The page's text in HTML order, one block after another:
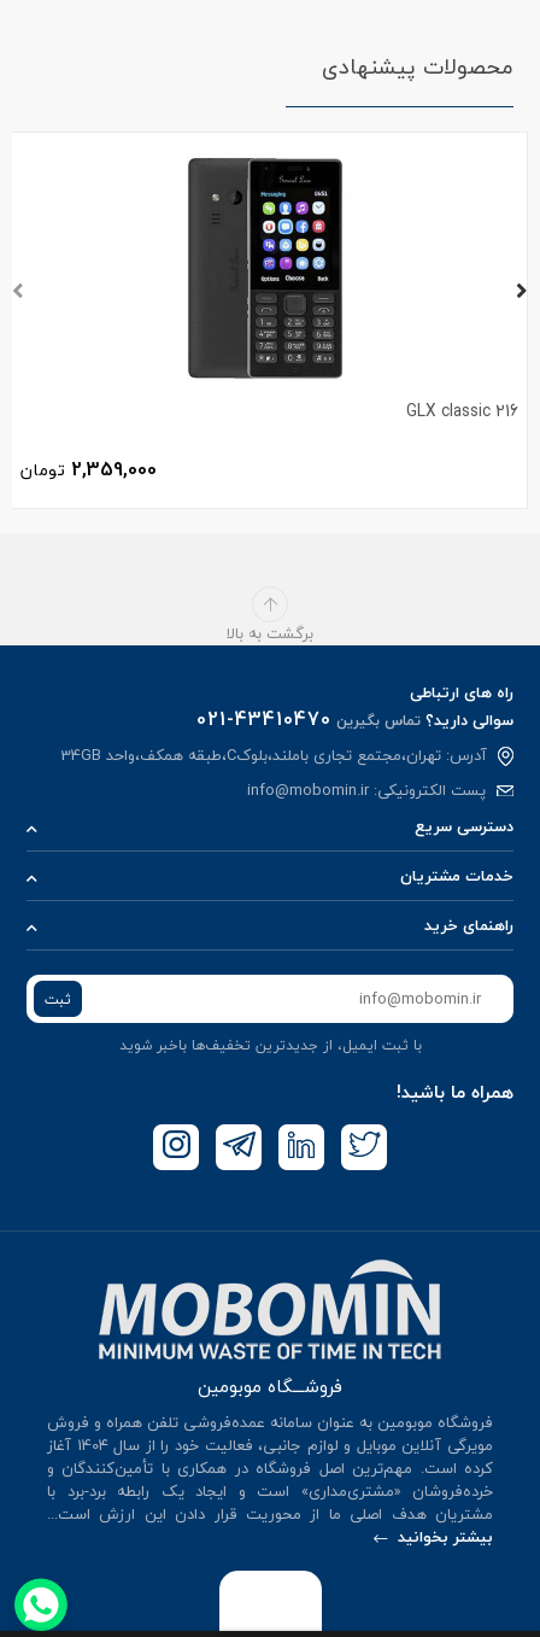
محصولات پیشنهادی
GLX classic 216
2,359,000 تومان
برگشت به بالا
راه های ارتباطی
سوالی دارید؟تماس بگیرین 021-43410470
آدرس: تهران،مجتمع تجاری باملند،بلوکC،طبقه همکف،واحد 34GB
پست الکترونیکی:info@mobomin.ir
دسترسی سریع
خدمات مشتریان
راهنمای خرید
ثبت
با ثبت ایمیل، از جدید‌ترین تخفیف‌ها با‌خبر شوید
همراه ما باشید!
فروشـــگاه موبومین
فروشگاه موبومین به عنوان سامانه عمده‌فروشی تلفن همراه و فروش
مویرگی آنلاین موبایل و لوازم جانبی، فعالیت خود را از سال 140۴ آغاز
کرده است. مهم‌ترین اصل فروشگاه در همکاری با تأمین‌کنندگان و
خرده‌فروشان «مشتری‌مداری» است و ایجاد یک رابطه برد-برد با
مشتریان هدف اصلی ما از محوریت قرار دادن این ارزش است...
بیشتر بخوانید